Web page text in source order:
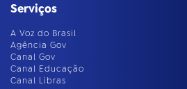
Serviços
A Voz do Brasil
Agência Gov
Canal Gov
Canal Educação
Canal Libras